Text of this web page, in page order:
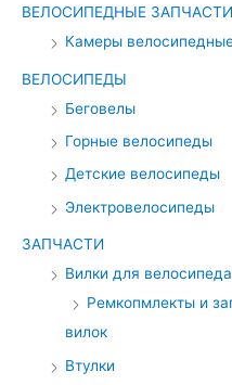
ВЕЛОСИПЕДНЫЕ
Камеры
ВЕЛОСИПЕДЫ
Беговелы
Горные велосипеды
Детские велосипеды
Электровелосипеды
ЗАПЧАСТИ
Вилки для велосипеда
Ремкопмлекты и
вилок
Втулки